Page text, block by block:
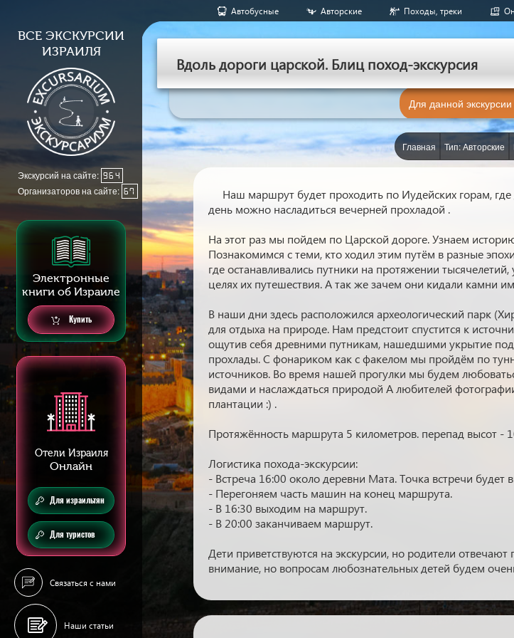
Aвтобусные Авторские Походы, треки
ВСЕ ЭКСКУРСИИ
ИЗРАИЛЯ
Экскурсий на сайте: 964
Организаторов на сайте: 67
Электронные
книги об Израиле
Купить
Отели Израиля
Онлайн
Для израильтян
Для туристов
Связаться с нами
Наши статьи
Вдоль дороги царской. Блиц поход-экскурсия
Для данной
Главная Тип: Авторские
Наш маршрут будет проходить по Иудейских горам,
день можно насладиться вечерней прохладой .
На этот раз мы пойдем по Царской дороге. Узнаем
Познакомимся с теми, кто ходил этим путём в разные
где останавливались путники на протяжении тысячелетий,
целях их путешествия. А так же зачем они кидали камни
В наши дни здесь расположился археологический парк
для отдыха на природе. Нам предстоит спустится к
ощутив себя древними путникам, нашедшими укрытие
прохлады. С фонариком как с факелом мы пройдём по
источников. Во время нашей прогулки мы будем
видами и наслаждаться природой А любителей
плантации :) .
Протяжённость маршрута 5 километров. перепад высот -
Логистика похода-экскурсии:
- Встреча 16:00 около деревни Мата. Точка встречи будет
- Перегоняем часть машин на конец маршрута.
- В 16:30 выходим на маршрут.
- В 20:00 заканчиваем маршрут.
Дети приветствуются на экскурсии, но родители
внимание, но вопросам любознательных детей будем